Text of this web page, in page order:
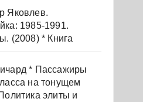
Яковлев.
1985-1991.
(2008) * Книга
* Пассажиры
на тонущем
элиты и